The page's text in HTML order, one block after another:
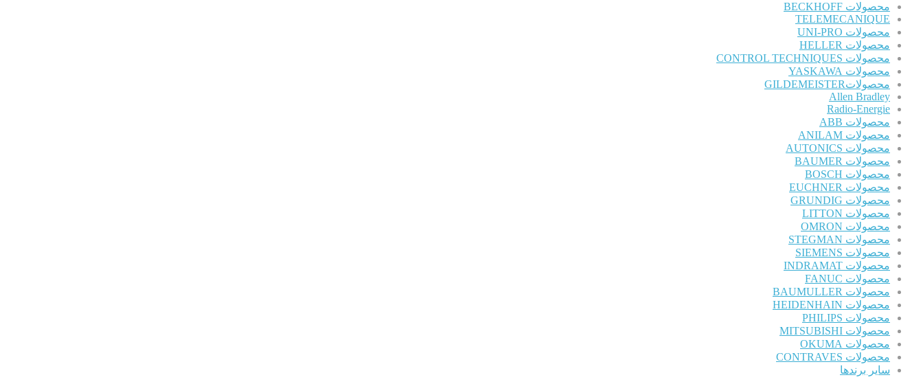
محصولات BECKHOFF
TELEMECANIQUE
محصولات UNI-PRO
محصولات HELLER
محصولات CONTROL TECHNIQUES
محصولات YASKAWA
محصولاتGILDEMEISTER
Allen Bradley
Radio-Energie
محصولات ABB
محصولات ANILAM
محصولات AUTONICS
محصولات BAUMER
محصولات BOSCH
محصولات EUCHNER
محصولات GRUNDIG
محصولات LITTON
محصولات OMRON
محصولات STEGMAN
محصولات SIEMENS
محصولات INDRAMAT
محصولات FANUC
محصولات BAUMULLER
محصولات HEIDENHAIN
محصولات PHILIPS
محصولات MITSUBISHI
محصولات OKUMA
محصولات CONTRAVES
سایر برندها